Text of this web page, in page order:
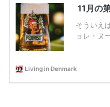
ABOUT US - サイ